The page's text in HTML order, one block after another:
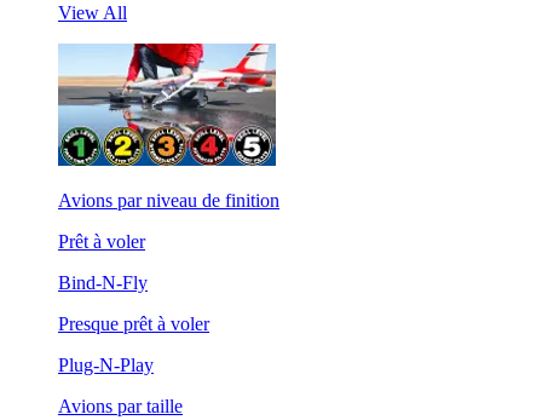
View All
Avions par niveau de finition
Prêt à voler
Bind-N-Fly
Presque prêt à voler
Plug-N-Play
Avions par taille